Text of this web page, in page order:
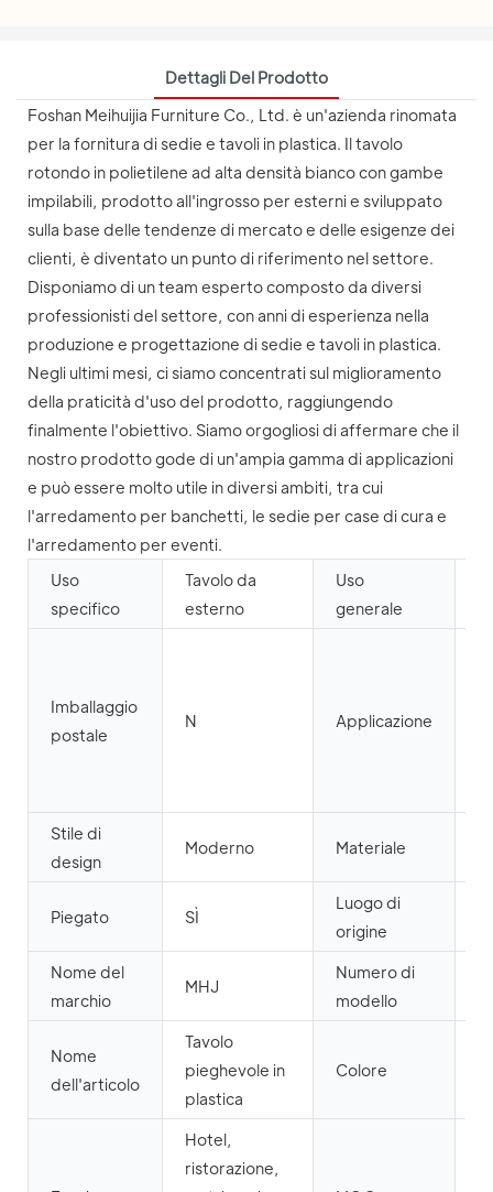
Dettagli Del Prodotto
Foshan Meihuijia Furniture Co., Ltd. è un'azienda rinomata
per la fornitura di sedie e tavoli in plastica. Il tavolo
rotondo in polietilene ad alta densità bianco con gambe
impilabili, prodotto all'ingrosso per esterni e sviluppato
sulla base delle tendenze di mercato e delle esigenze dei
clienti, è diventato un punto di riferimento nel settore.
Disponiamo di un team esperto composto da diversi
professionisti del settore, con anni di esperienza nella
produzione e progettazione di sedie e tavoli in plastica.
Negli ultimi mesi, ci siamo concentrati sul miglioramento
della praticità d'uso del prodotto, raggiungendo
finalmente l'obiettivo. Siamo orgogliosi di affermare che il
nostro prodotto gode di un'ampia gamma di applicazioni
e può essere molto utile in diversi ambiti, tra cui
l'arredamento per banchetti, le sedie per case di cura e
l'arredamento per eventi.
Uso
specifico
Tavolo da
esterno
Uso
generale
Imballaggio
postale
N Applicazione
Stile di
design
Moderno Materiale
Piegato SÌ
Luogo di
origine
Nome del
marchio
MHJ
Numero di
modello
Nome
dell'articolo
Tavolo
pieghevole in
plastica
Colore
Hotel,
ristorazione,